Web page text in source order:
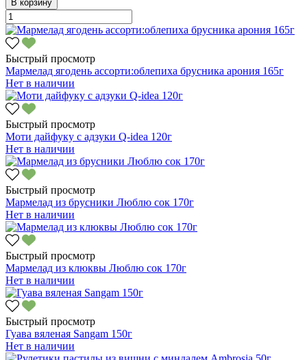
В корзину
Быстрый просмотр
Мармелад ягодень ассорти:облепиха брусника арония 165г
Нет в наличии
Быстрый просмотр
Моти дайфуку с адзуки Q-idea 120г
Нет в наличии
Быстрый просмотр
Мармелад из брусники Люблю сок 170г
Нет в наличии
Быстрый просмотр
Мармелад из клюквы Люблю сок 170г
Нет в наличии
Быстрый просмотр
Гуава вяленая Sangam 150г
Нет в наличии